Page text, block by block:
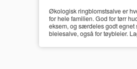
Økologisk ringblomstsalve er
for hele familien. God for tørr
eksem, og særdeles godt egnet
bleiesalve, også for tøybleier.